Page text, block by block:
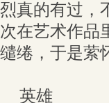
烈真的有过，
次在艺术作品
缱绻，于是萦
英雄